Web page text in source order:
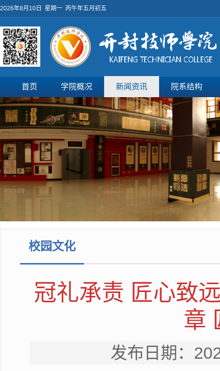
2026年8月10日 星期一 丙午年五月初五
首页 学院概况 新闻资讯 院系结构
校园文化
冠礼承责 匠心致
章
发布日期：